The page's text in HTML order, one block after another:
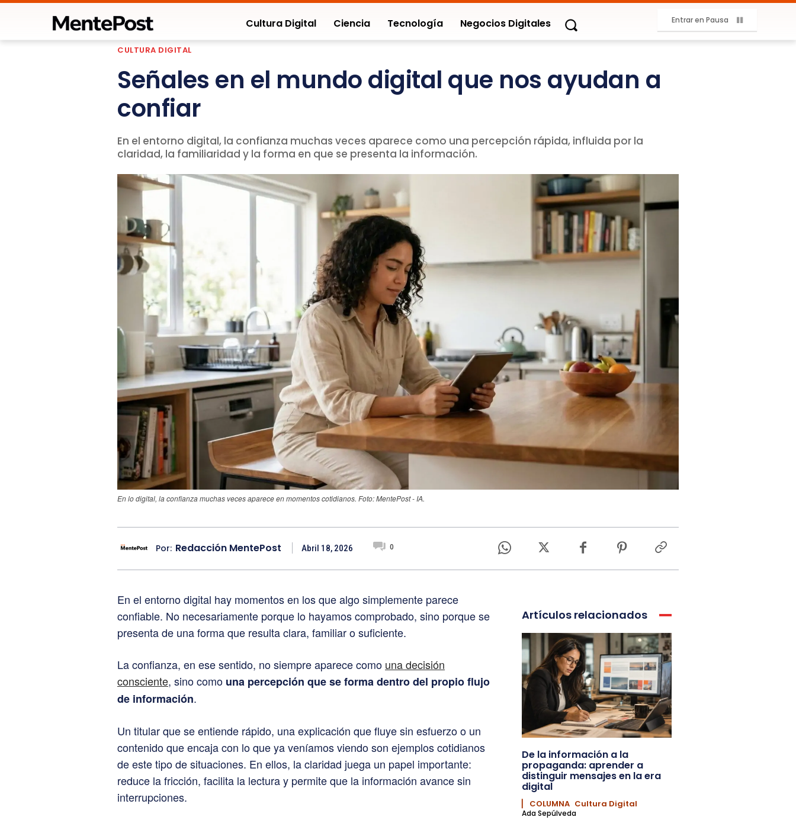
Cultura Digital Ciencia Tecnología Negocios Digitales Entrar en Pausa
CULTURA DIGITAL
Señales en el mundo digital que nos ayudan a
confiar
En el entorno digital, la confianza muchas veces aparece como una percepción rápida, influida por la
claridad, la familiaridad y la forma en que se presenta la información.
En lo digital, la confianza muchas veces aparece en momentos cotidianos. Foto: MentePost - IA.
Por: Redacción MentePost Abril 18, 2026 0
En el entorno digital hay momentos en los que algo simplemente parece
confiable. No necesariamente porque lo hayamos comprobado, sino porque se
presenta de una forma que resulta clara, familiar o suficiente.
La confianza, en ese sentido, no siempre aparece como una decisión
consciente, sino como una percepción que se forma dentro del propio flujo
de información.
Un titular que se entiende rápido, una explicación que fluye sin esfuerzo o un
contenido que encaja con lo que ya veníamos viendo son ejemplos cotidianos
de este tipo de situaciones. En ellos, la claridad juega un papel importante:
reduce la fricción, facilita la lectura y permite que la información avance sin
interrupciones.
Artículos relacionados
De la información a la
propaganda: aprender a
distinguir mensajes en la era
digital
▏ COLUMNA Cultura Digital
Ada Sepúlveda